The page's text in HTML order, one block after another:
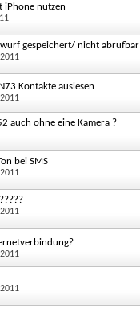
iPhone nutzen
gespeichert/ nicht abrufbar
Kontakte auslesen
auch ohne eine Kamera ?
bei SMS